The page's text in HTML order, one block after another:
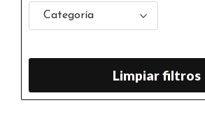
Categoría
Limpiar filtros